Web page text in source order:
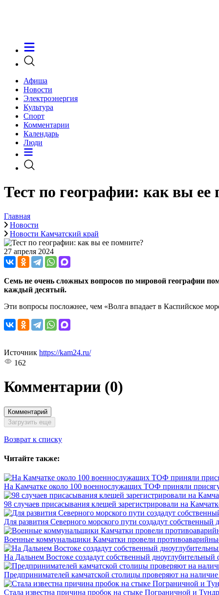
Афиша
Новости
Электроэнергия
Культура
Спорт
Комментарии
Календарь
Люди
Тест по географии: как вы ее
Главная
Новости
Новости Камчатский край
27 апреля 2024
Семь не очень сложных вопросов по мировой географии
каждый десятый.
Эти вопросы посложнее, чем «Волга впадает в Каспийское
Источник https://kam24.ru/
162
Комментарии (0)
Комментарий
Загрузить еще
Возврат к списку
Читайте также:
На Камчатке около 100 военнослужащих ТОФ приняли
98 случаев присасывания клещей зарегистрировали на
Для развития Северного морского пути создадут
Военные коммунальщики Камчатки провели
На Дальнем Востоке создадут собственный дноуглубительный
Предпринимателей камчатской столицы проверяют на
Стала известна причина пробок на стыке Пограничной и